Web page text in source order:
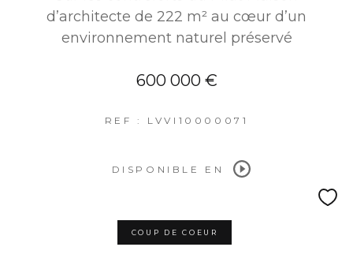
d’architecte de 222 m² au cœur d’un
environnement naturel préservé
600 000 €
REF : LVVI10000071
DISPONIBLE EN
COUP DE COEUR